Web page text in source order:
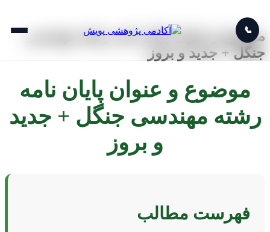
📞
موضوع و عنوان پایان نامه رشته مهندسی
جنگل + جدید و بروز
موضوع و عنوان پایان نامه
رشته مهندسی جنگل + جدید
و بروز
فهرست مطالب